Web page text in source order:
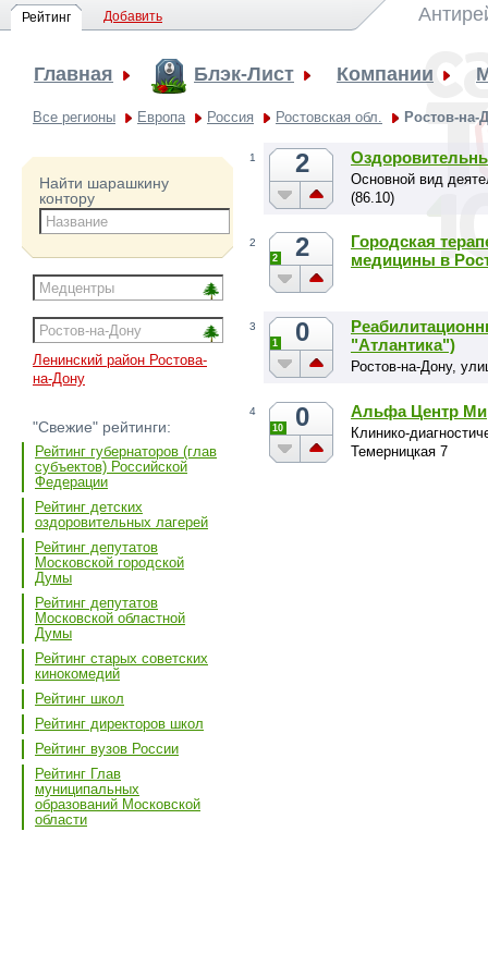
Рейтинг Добавить
Главная Блэк-Лист Компании
Все регионы Европа Россия Ростовская обл. Ростов-на-
Найти шарашкину
контору
Ленинский район Ростова-
на-Дону
"Свежие" рейтинги:
Рейтинг губернаторов (глав
субъектов) Российской
Федерации
Рейтинг детских
оздоровительных лагерей
Рейтинг депутатов
Московской городской
Думы
Рейтинг депутатов
Московской областной
Думы
Рейтинг старых советских
кинокомедий
Рейтинг школ
Рейтинг директоров школ
Рейтинг вузов России
Рейтинг Глав
муниципальных
образований Московской
области
1 2
Основной вид
(86.10)
2 2
2
Городская
медицины в
3 0
1
"Атлантика")
Ростов-на-Дону,
4 0
10
Альфа Центр
Клинико-
Темерницкая 7